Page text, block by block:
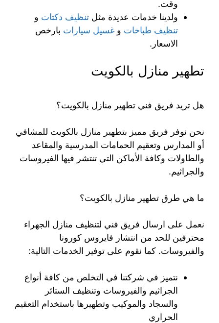
وقت.
ولدينا خدمات عديدة مثل تنظيف دكتات و
تنظيف طباخات و غسيل سيارات بارخص
الاسعار.
تطهير منازل بالكويت
هل تريد فريق فني تطهير منازل بالكويت؟
نحن نوفر فريق مميز بتطهير منازل بالكويت للمشافي
أو المدارس وتعقيم الحمامات المدرسية والمقاعد
والطاولات وكافة الأماكن التي تنتشر فيها الفيروسات
والجراثيم.
ما هي طرق تطهير منازل بالكويت؟
نعمل على ارسال فريق فني لتنظيف منازل الجهراء
محترفين للحد من انتشار فايروس كورونا
والفيروسات. كما نقوم على توفير الخدمات التالية:
نتميز في شركتنا في التخلص من كافة أنواع
الجراثيم والفيروسات وتنظيف الستائر
والسجاد والموكيب وتطهيرها باستخدام التعقيم
الحراري